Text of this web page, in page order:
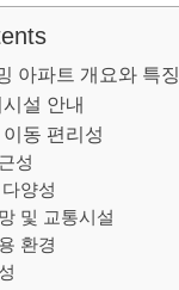
아파트 개요와 특징
설 안내
동 편리성
성
양성
및 교통시설
환경